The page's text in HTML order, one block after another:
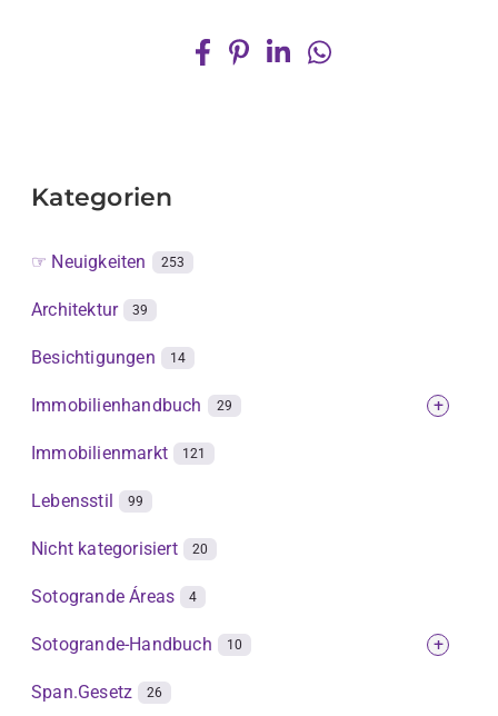
Kategorien
☞ Neuigkeiten 253
Architektur 39
Besichtigungen 14
Immobilienhandbuch 29 +
Immobilienmarkt 121
Lebensstil 99
Nicht kategorisiert 20
Sotogrande Áreas 4
Sotogrande-Handbuch 10 +
Span.Gesetz 26